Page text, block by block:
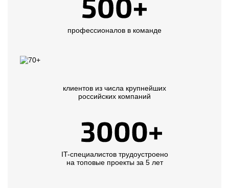
профессионалов в команде
клиентов из числа крупнейших
российских компаний
IT-специалистов трудоустроено
на топовые проекты за 5 лет